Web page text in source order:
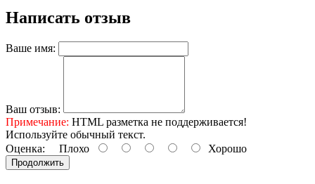
Написать отзыв
Ваше имя:
Ваш отзыв:
Примечание: HTML разметка не поддерживается!
Используйте обычный текст.
Оценка: Плохо Хорошо
Продолжить